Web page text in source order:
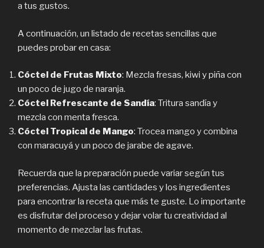
a tus gustos.
A continuación, un listado de recetas sencillas que
puedes probar en casa:
Cóctel de Frutas Mixto: Mezcla fresas, kiwi y piña con
un poco de jugo de naranja.
Cóctel Refrescante de Sandía: Tritura sandía y
mezcla con menta fresca.
Cóctel Tropical de Mango: Trocea mango y combina
con maracuyá y un poco de jarabe de agave.
Recuerda que la preparación puede variar según tus
preferencias. Ajusta las cantidades y los ingredientes
para encontrar la receta que más te guste. Lo importante
es disfrutar del proceso y dejar volar tu creatividad al
momento de mezclar las frutas.